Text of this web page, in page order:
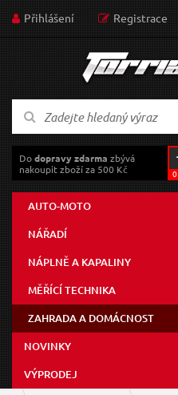
Přihlášení Registrace
Dodopravy zdarma zbývá
nakoupit zboží za 500 Kč
0
AUTO-MOTO
NÁŘADÍ
NÁPLNĚ A KAPALINY
MĚŘÍCÍ TECHNIKA
ZAHRADA A DOMÁCNOST
NOVINKY
VÝPRODEJ